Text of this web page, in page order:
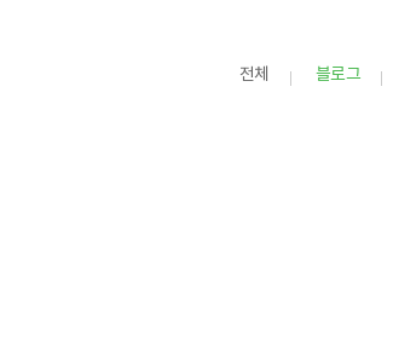
전체 블로그